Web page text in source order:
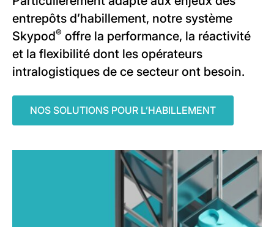
entrepôts d’habillement, notre système
Skypod® offre la performance, la réactivité
et la flexibilité dont les opérateurs
intralogistiques de ce secteur ont besoin.
NOS SOLUTIONS POUR L’HABILLEMENT